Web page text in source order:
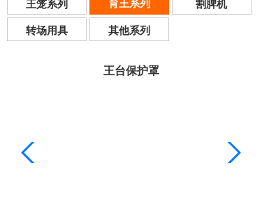
王笼系列
割脾机
转场用具
其他系列
王台保护罩